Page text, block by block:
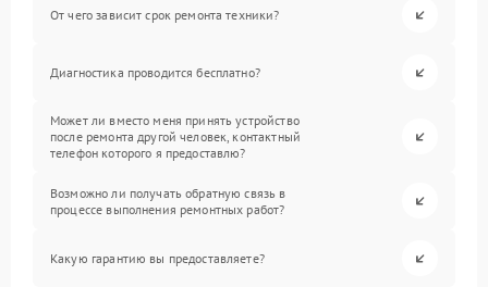
От чего зависит срок ремонта техники?
Диагностика проводится бесплатно?
Может ли вместо меня принять устройство
после ремонта другой человек, контактный
телефон которого я предоставлю?
Возможно ли получать обратную связь в
процессе выполнения ремонтных работ?
Какую гарантию вы предоставляете?